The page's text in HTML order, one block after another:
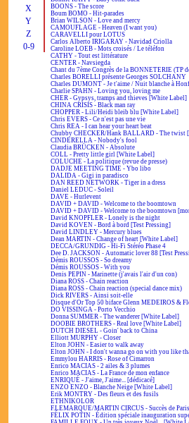
X
Y
Z
0-9
BOONS - The score
Boum BOMO - Hit-parades
Brian WILSON - Love and mercy
CAMOUFLAGE - Heaven (I want you)
CARAVELLI pour LOTUS
Carlos Alberto IRIGARAY - Navidad Criolla
Caroline LOEB - Mots croisés / Le téléfon
CATHY - Tout est littérature
CENTER - Navsiegda
Chant du 7ème Congrès de la BONNETERIE (TP
Charles BORELLI présente Georges SOLCHANY
Charles DUMONT - Je t'aime / Nuit blanche à
Charlie SPAHN - Loving you, loving me
CHER - Gypsys, tramps and thieves [White Label]
CHINA CRISIS - Black man ray
CHOPPER - Lili/Heidi bleib blu [White Label]
Chris EVERS - Ce n'est pas une vie
Chris REA - I can hear your heart beat
Chubby CHECKER/Hank BALLARD - The twist
CINDERELLA - Nobody's fool
Claudia BRÜCKEN - Absolute
COLL - Pretty little girl [White Label]
COLUCHE - La politique (revue de presse)
DADJE MEETING TIME - Ybo libo
DALIDA - Gigi in paradisco
DAN REED NETWORK - Tiger in a dress
Daniel LEDUC - Soleil
DAVE - Hurlevent
DAVID + DAVID - Welcome to the boomtown
DAVID + DAVID - Welcome to the boomtown
David KNOPFLER - Lonely is the night
David KOVEN - Bord à bord [Test Pressing]
David LINDLEY - Mercury blues
Dean MARTIN - Change of heart [White Label]
DECCA/GRUNDIG - Hi-Fi Stéréo Phase 4
Dee D. JACKSON - Automatic lover 88 [Test
Démis ROUSSOS - So dreamy
Démis ROUSSOS - With you
Denis PEPIN - Marinette (j'avais l'air d'un con)
Diana ROSS - Chain reaction
Diana ROSS - Chain reaction (special dance mix)
Dick RIVERS - Ainsi soit-elle
Disque d'Or Top 50 biface Glenn MEDEIROS &
DO VISSINGA - Porto Vecchio
Donna SUMMER - The wanderer [White Label]
DOOBIE BROTHERS - Real love [White Label]
DUTCH DIESEL - Goin' back to China
Elliott MURPHY - Closer
Elton JOHN - Easier to walk away
Elton JOHN - I don't wanna go on with you like
Emmylou HARRIS - Rose of Cimarron
Enrico MACIAS - 2 ailes & 3 plumes
Enrico MACIAS - La France de mon enfance
ENRIQUÉ - J'aime, J'aime... [dédicacé]
ENZO ENZO - Blanche Neige [White Label]
Erik MONTRY - Des fleurs et des fusils
ETHNIKOLOR
F.LEMARQUE/MARTIN CIRCUS - Succès de
FÉLIX POTIN - Édition spéciale inauguration